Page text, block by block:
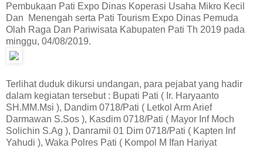
Pembukaan Pati Expo Dinas Koperasi Usaha Mikro Kecil
Dan Menengah serta Pati Tourism Expo Dinas Pemuda
Olah Raga Dan Pariwisata Kabupaten Pati Th 2019 pada
minggu, 04/08/2019.
Terlihat duduk dikursi undangan, para pejabat yang hadir
dalam kegiatan tersebut : Bupati Pati ( Ir. Haryaanto
SH.MM.Msi ), Dandim 0718/Pati ( Letkol Arm Arief
Darmawan S.Sos ), Kasdim 0718/Pati ( Mayor Inf Moch
Solichin S.Ag ), Danramil 01 Dim 0718/Pati ( Kapten Inf
Yahudi ), Waka Polres Pati ( Kompol M Ifan Hariyat